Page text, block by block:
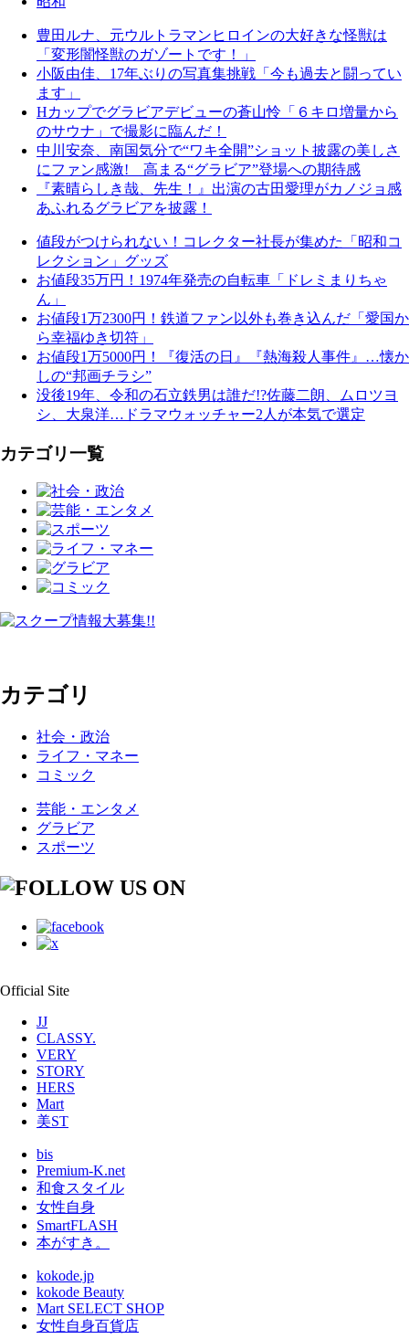
豊田ルナ、元ウルトラマンヒロインの大好きな怪獣は
「変形闇怪獣のガゾートです！」
小阪由佳、17年ぶりの写真集挑戦「今も過去と闘ってい
ます」
Hカップでグラビアデビューの蒼山怜「６キロ増量から
のサウナ」で撮影に臨んだ！
中川安奈、南国気分で“ワキ全開”ショット披露の美しさ
にファン感激! 高まる“グラビア”登場への期待感
『素晴らしき哉、先生！』出演の古田愛理がカノジョ感
あふれるグラビアを披露！
値段がつけられない！コレクター社長が集めた「昭和コ
レクション」グッズ
お値段35万円！1974年発売の自転車「ドレミまりちゃ
ん」
お値段1万2300円！鉄道ファン以外も巻き込んだ「愛国か
ら幸福ゆき切符」
お値段1万5000円！『復活の日』『熱海殺人事件』…懐か
しの“邦画チラシ”
没後19年、令和の石立鉄男は誰だ!?佐藤二朗、ムロツヨ
シ、大泉洋…ドラマウォッチャー2人が本気で選定
カテゴリ一覧
カテゴリ
社会・政治
ライフ・マネー
コミック
芸能・エンタメ
グラビア
スポーツ
Official Site
JJ
CLASSY.
VERY
STORY
HERS
Mart
美ST
bis
Premium-K.net
和食スタイル
女性自身
SmartFLASH
本がすき。
kokode.jp
kokode Beauty
Mart SELECT SHOP
女性自身百貨店